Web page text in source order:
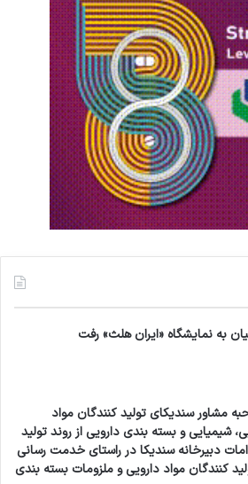
به نمایشگاه «ایران هلث» رفت
مشاور سندیکای تولید کنندگان مواد
شیمیایی و بسته بندی دارویی از روند تولید
دبیرخانه سندیکا در راستای خدمت رسانی
کنندگان مواد دارویی و ملزومات بسته بندی